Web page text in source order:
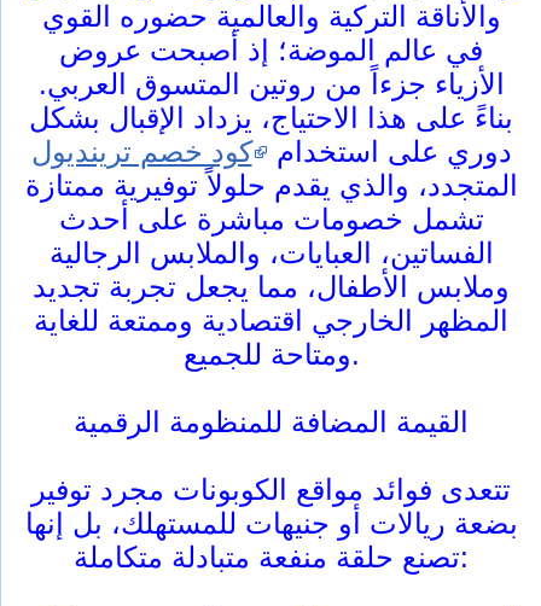
والأناقة التركية والعالمية حضوره القوي
في عالم الموضة؛ إذ أصبحت عروض
الأزياء جزءاً من روتين المتسوق العربي.
بناءً على هذا الاحتياج، يزداد الإقبال بشكل
دوري على استخدام
كود خصم ترينديول
المتجدد، والذي يقدم حلولاً توفيرية ممتازة
تشمل خصومات مباشرة على أحدث
الفساتين، العبايات، والملابس الرجالية
وملابس الأطفال، مما يجعل تجربة تجديد
المظهر الخارجي اقتصادية وممتعة للغاية
ومتاحة للجميع.
القيمة المضافة للمنظومة الرقمية
تتعدى فوائد مواقع الكوبونات مجرد توفير
بضعة ريالات أو جنيهات للمستهلك، بل إنها
تصنع حلقة منفعة متبادلة متكاملة: